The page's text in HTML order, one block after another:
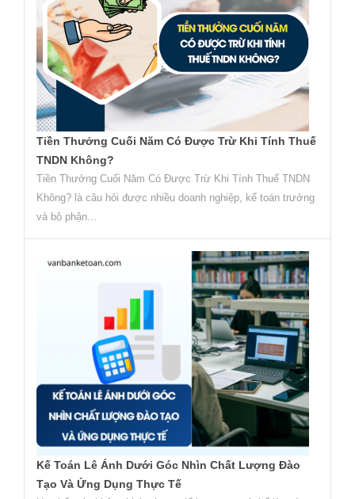
Tiền Thưởng Cuối Năm Có Được Trừ Khi Tính Thuế
TNDN Không?
Tiền Thưởng Cuối Năm Có Được Trừ Khi Tính Thuế TNDN
Không? là câu hỏi được nhiều doanh nghiệp, kế toán trưởng
và bộ phận...
Kế Toán Lê Ánh Dưới Góc Nhìn Chất Lượng Đào
Tạo Và Ứng Dụng Thực Tế